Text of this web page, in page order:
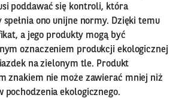
poddawać się kontroli, która
ono unijne normy. Dzięki temu
a jego produkty mogą być
oznaczeniem produkcji ekologicznej
na zielonym tle. Produkt
znakiem nie może zawierać mniej niż
pochodzenia ekologicznego.